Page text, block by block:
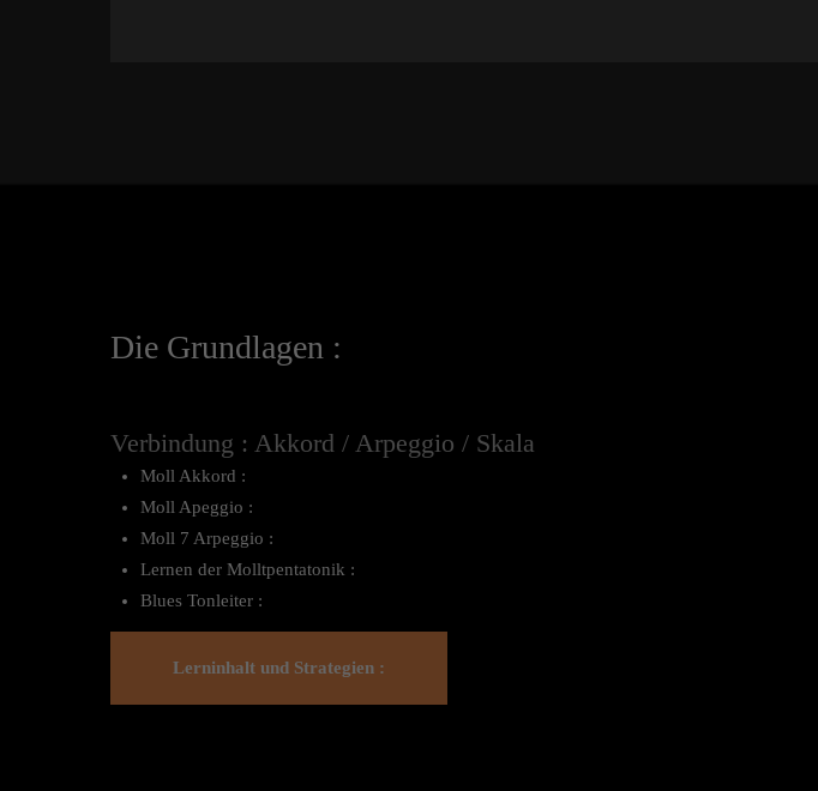
Die Grundlagen :
Verbindung : Akkord / Arpeggio / Skala
Moll Akkord :
Moll Apeggio :
Moll 7 Arpeggio :
Lernen der Molltpentatonik :
Blues Tonleiter :
Lerninhalt und Strategien :